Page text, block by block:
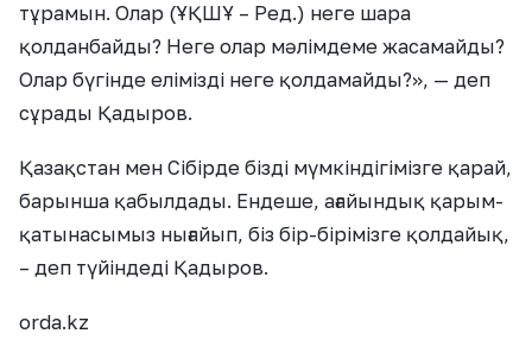
тұрамын. Олар (ҰҚШҰ – Ред.) неге шара
қолданбайды? Неге олар мәлімдеме жасамайды?
Олар бүгінде елімізді неге қолдамайды?», — деп
сұрады Қадыров.
Қазақстан мен Сібірде бізді мүмкіндігімізге қарай,
барынша қабылдады. Ендеше, ағайындық қарым-
қатынасымыз нығайып, біз бір-бірімізге қолдайық,
– деп түйіндеді Қадыров.
orda.kz